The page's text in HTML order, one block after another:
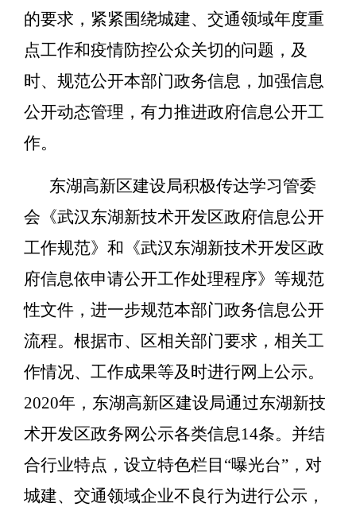
的要求，紧紧围绕城建、交通领域年度重
点工作和疫情防控公众关切的问题，及
时、规范公开本部门政务信息，加强信息
公开动态管理，有力推进政府信息公开工
作。
东湖高新区建设局积极传达学习管委
会《武汉东湖新技术开发区政府信息公开
工作规范》和《武汉东湖新技术开发区政
府信息依申请公开工作处理程序》等规范
性文件，进一步规范本部门政务信息公开
流程。根据市、区相关部门要求，相关工
作情况、工作成果等及时进行网上公示。
2020年，东湖高新区建设局通过东湖新技
术开发区政务网公示各类信息14条。并结
合行业特点，设立特色栏目“曝光台”，对
城建、交通领域企业不良行为进行公示，